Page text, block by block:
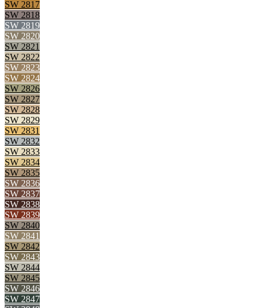
SW 2817
SW 2818
SW 2819
SW 2820
SW 2821
SW 2822
SW 2823
SW 2824
SW 2826
SW 2827
SW 2828
SW 2829
SW 2831
SW 2832
SW 2833
SW 2834
SW 2835
SW 2836
SW 2837
SW 2838
SW 2839
SW 2840
SW 2841
SW 2842
SW 2843
SW 2844
SW 2845
SW 2846
SW 2847